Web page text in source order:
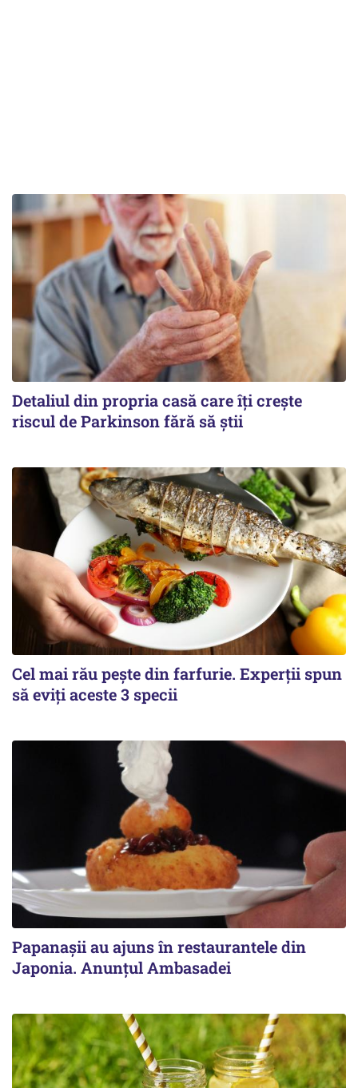
Detaliul din propria casă care îți crește
riscul de Parkinson fără să știi
Cel mai rău pește din farfurie. Experții spun
să eviți aceste 3 specii
Papanașii au ajuns în restaurantele din
Japonia. Anunțul Ambasadei